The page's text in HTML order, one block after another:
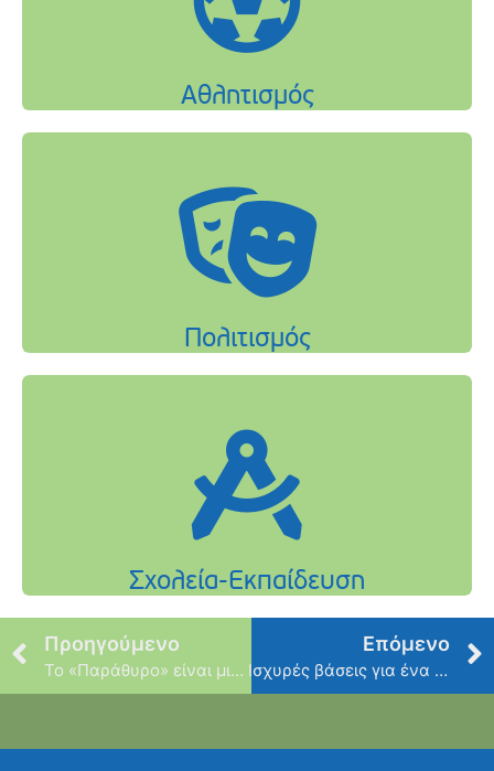
Προηγούμενο
Το «Παράθυρο» είναι μια περιοδική έκδοση,
Επόμενο
Ισχυρές βάσεις για ένα ανθρώπινο προάστιο